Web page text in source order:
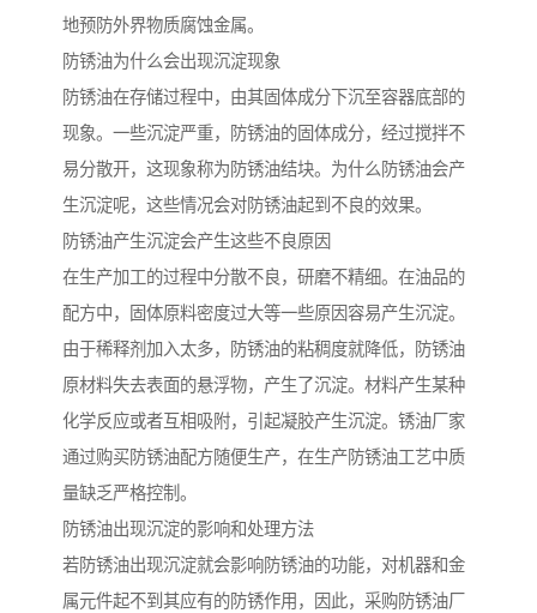
地预防外界物质腐蚀金属。
防锈油为什么会出现沉淀现象
防锈油在存储过程中，由其固体成分下沉至容器底部的
现象。一些沉淀严重，防锈油的固体成分，经过搅拌不
易分散开，这现象称为防锈油结块。为什么防锈油会产
生沉淀呢，这些情况会对防锈油起到不良的效果。
防锈油产生沉淀会产生这些不良原因
在生产加工的过程中分散不良，研磨不精细。在油品的
配方中，固体原料密度过大等一些原因容易产生沉淀。
由于稀释剂加入太多，防锈油的粘稠度就降低，防锈油
原材料失去表面的悬浮物，产生了沉淀。材料产生某种
化学反应或者互相吸附，引起凝胶产生沉淀。锈油厂家
通过购买防锈油配方随便生产，在生产防锈油工艺中质
量缺乏严格控制。
防锈油出现沉淀的影响和处理方法
若防锈油出现沉淀就会影响防锈油的功能，对机器和金
属元件起不到其应有的防锈作用，因此，采购防锈油厂